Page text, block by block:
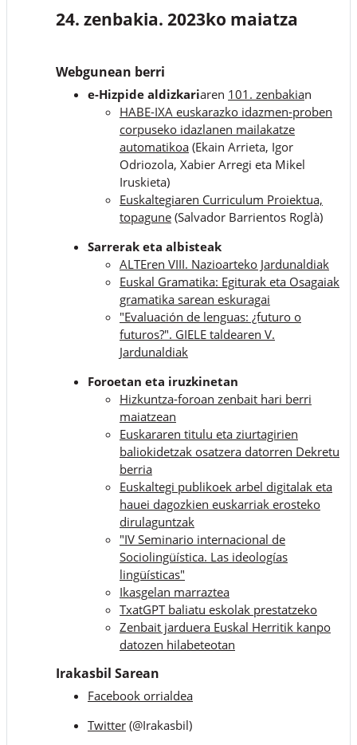
24. zenbakia. 2023ko maiatza
Webgunean berri
e-Hizpide aldizkariaren 101. zenbakian
HABE-IXA euskarazko idazmen-proben
corpuseko idazlanen mailakatze
automatikoa (Ekain Arrieta, Igor
Odriozola, Xabier Arregi eta Mikel
Iruskieta)
Euskaltegiaren Curriculum Proiektua,
topagune (Salvador Barrientos Roglà)
Sarrerak eta albisteak
ALTEren VIII. Nazioarteko Jardunaldiak
Euskal Gramatika: Egiturak eta Osagaiak
gramatika sarean eskuragai
"Evaluación de lenguas: ¿futuro o
futuros?". GIELE taldearen V.
Jardunaldiak
Foroetan eta iruzkinetan
Hizkuntza-foroan zenbait hari berri
maiatzean
Euskararen titulu eta ziurtagirien
baliokidetzak osatzera datorren Dekretu
berria
Euskaltegi publikoek arbel digitalak eta
hauei dagozkien euskarriak erosteko
dirulaguntzak
"IV Seminario internacional de
Sociolingüística. Las ideologías
lingüísticas"
Ikasgelan marraztea
TxatGPT baliatu eskolak prestatzeko
Zenbait jarduera Euskal Herritik kanpo
datozen hilabeteotan
Irakasbil Sarean
Facebook orrialdea
Twitter (@Irakasbil)